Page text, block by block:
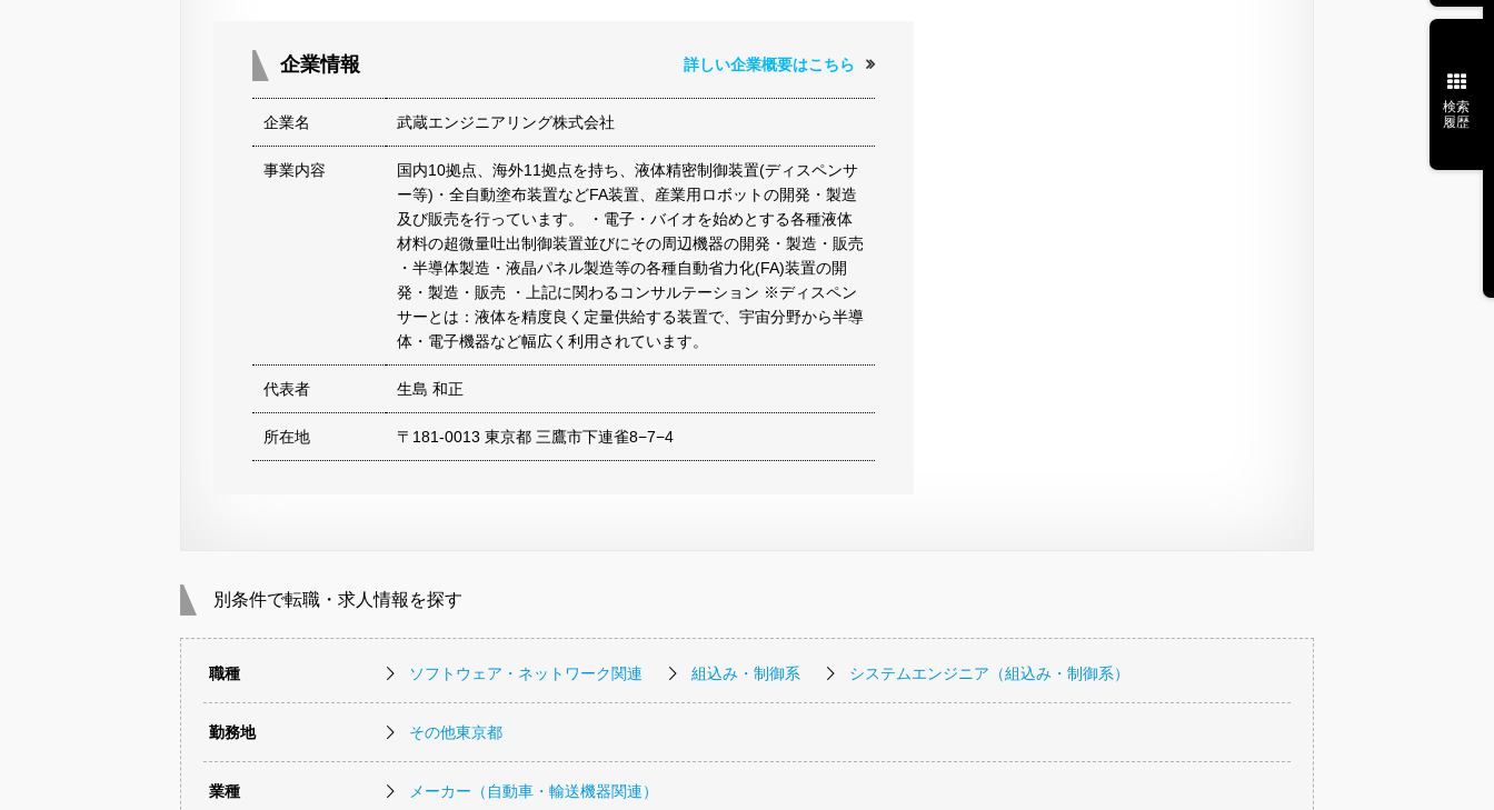
企業情報 詳しい企業概要はこちら
企業名 武蔵エンジニアリング株式会社
事業内容
国内10拠点、海外11拠点を持ち、液体精密制御装置(ディスペンサ
ー等)・全自動塗布装置などFA装置、産業用ロボットの開発・製造
及び販売を行っています。 ・電子・バイオを始めとする各種液体
材料の超微量吐出制御装置並びにその周辺機器の開発・製造・販売
・半導体製造・液晶パネル製造等の各種自動省力化(FA)装置の開
発・製造・販売 ・上記に関わるコンサルテーション ※ディスペン
サーとは：液体を精度良く定量供給する装置で、宇宙分野から半導
体・電子機器など幅広く利用されています。
代表者 生島 和正
所在地 〒181-0013 東京都 三鷹市下連雀8−7−4
別条件で転職・求人情報を探す
職種 ソフトウェア・ネットワーク関連 組込み・制御系 システムエンジニア（組込み・制御系）
勤務地 その他東京都
業種 メーカー（自動車・輸送機器関連）
検索
履歴